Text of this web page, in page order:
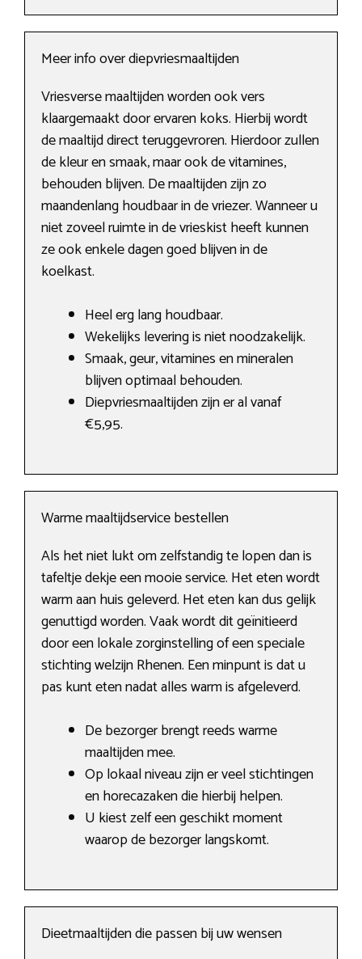
Meer info over diepvriesmaaltijden
Vriesverse maaltijden worden ook vers
klaargemaakt door ervaren koks. Hierbij wordt
de maaltijd direct teruggevroren. Hierdoor zullen
de kleur en smaak, maar ook de vitamines,
behouden blijven. De maaltijden zijn zo
maandenlang houdbaar in de vriezer. Wanneer u
niet zoveel ruimte in de vrieskist heeft kunnen
ze ook enkele dagen goed blijven in de
koelkast.
Heel erg lang houdbaar.
Wekelijks levering is niet noodzakelijk.
Smaak, geur, vitamines en mineralen
blijven optimaal behouden.
Diepvriesmaaltijden zijn er al vanaf
€5,95.
Warme maaltijdservice bestellen
Als het niet lukt om zelfstandig te lopen dan is
tafeltje dekje een mooie service. Het eten wordt
warm aan huis geleverd. Het eten kan dus gelijk
genuttigd worden. Vaak wordt dit geïnitieerd
door een lokale zorginstelling of een speciale
stichting welzijn Rhenen. Een minpunt is dat u
pas kunt eten nadat alles warm is afgeleverd.
De bezorger brengt reeds warme
maaltijden mee.
Op lokaal niveau zijn er veel stichtingen
en horecazaken die hierbij helpen.
U kiest zelf een geschikt moment
waarop de bezorger langskomt.
Dieetmaaltijden die passen bij uw wensen